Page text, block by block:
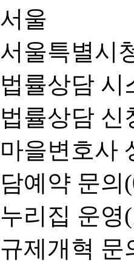
서울특별시
법률상담 시
법률상담 신
마을변호사
담예약 문의
누리집 운영
규제개혁 문